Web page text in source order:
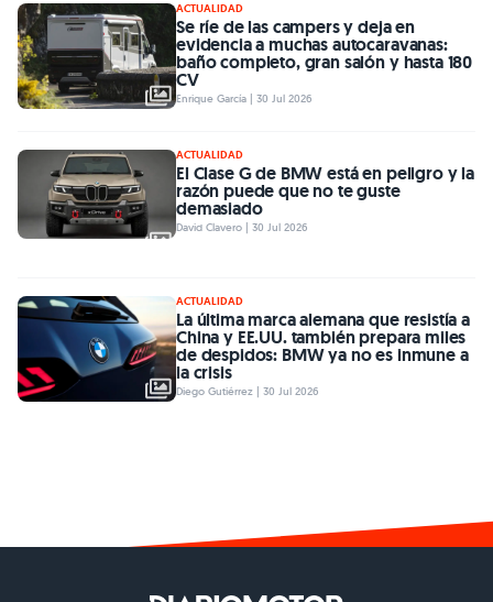
ACTUALIDAD
Se ríe de las campers y deja en
evidencia a muchas autocaravanas:
baño completo, gran salón y hasta 180
CV
Enrique García | 30 Jul 2026
ACTUALIDAD
El Clase G de BMW está en peligro y la
razón puede que no te guste
demasiado
David Clavero | 30 Jul 2026
ACTUALIDAD
La última marca alemana que resistía a
China y EE.UU. también prepara miles
de despidos: BMW ya no es inmune a
la crisis
Diego Gutiérrez | 30 Jul 2026